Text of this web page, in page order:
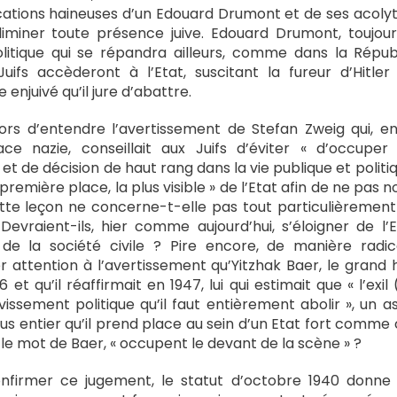
haineuses d’un Edouard Drumont et de ses
toute présence juive. Edouard Drumont,
qui se répandra ailleurs, comme dans la
accèderont à l’Etat, suscitant la fureur
qu’il jure d’abattre.
d’entendre l’avertissement de Stefan Zweig qui,
nazie, conseillait aux Juifs d’éviter «
de décision de haut rang dans la vie publique et
place, la plus visible » de l’Etat afin de ne pas
leçon ne concerne-t-elle pas tout particulièrement
ils, hier comme aujourd’hui, s’éloigner de
la société civile ? Pire encore, de manière
à l’avertissement qu’Yitzhak Baer, le grand
et qu’il réaffirmait en 1947, lui qui estimait que «
politique qu’il faut entièrement abolir », un
entier qu’il prend place au sein d’un Etat fort comme
mot de Baer, « occupent le devant de la scène » ?
ce jugement, le statut d’octobre 1940